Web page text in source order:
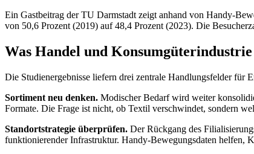
Ein Gastbeitrag der TU Darmstadt zeigt anhand von Handy-
von 50,6 Prozent (2019) auf 48,4 Prozent (2023). Die
Was Handel und
Die Studienergebnisse liefern drei zentrale Handlungsfelder für
Sortiment neu denken. Modischer Bedarf wird weiter
Formate. Die Frage ist nicht, ob Textil verschwindet, sondern
Standortstrategie überprüfen. Der Rückgang des
funktionierender Infrastruktur. Handy-Bewegungsdaten helfen,